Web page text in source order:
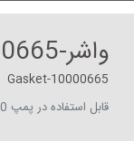
واشر-10000665
Gasket-10000665
قابل استفاده در پمپ 2ACm110